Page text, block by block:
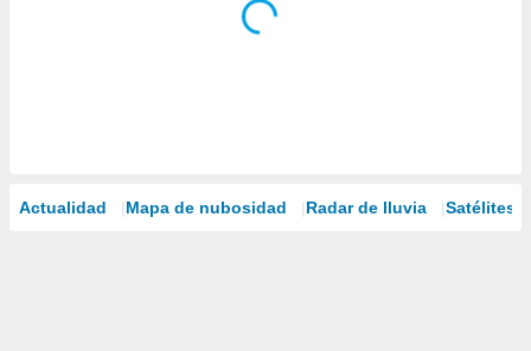
Actualidad Mapa de nubosidad Radar de lluvia Satélites